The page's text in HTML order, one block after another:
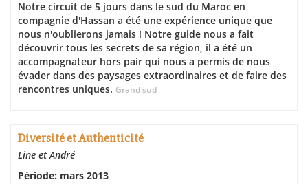
Notre circuit de 5 jours dans le sud du Maroc en
compagnie d'Hassan a été une expérience unique que
nous n'oublierons jamais ! Notre guide nous a fait
découvrir tous les secrets de sa région, il a été un
accompagnateur hors pair qui nous a permis de nous
évader dans des paysages extraordinaires et de faire des
rencontres uniques. Grand sud
Diversité et Authenticité
Line et André
Période: mars 2013